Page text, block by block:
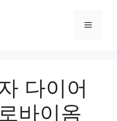
Menu
다이어
바이옴